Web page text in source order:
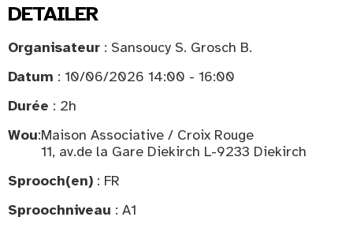
DETAILER
Organisateur : Sansoucy S. Grosch B.
Datum : 10/06/2026 14:00 - 16:00
Durée : 2h
Wou:Maison Associative / Croix Rouge
11, av.de la Gare Diekirch L-9233 Diekirch
Sprooch(en) : FR
Sproochniveau : A1